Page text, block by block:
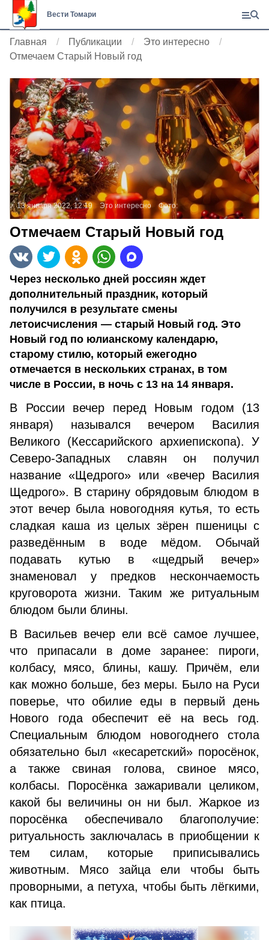
Вести Томари
Главная Публикации
Это интересно
Отмечаем Старый Новый год
13 января 2022, 12:19 Это интересно Фото:
Отмечаем Старый Новый год
Через несколько дней россиян ждет
дополнительный праздник, который
получился в результате смены
летоисчисления — старый Новый год. Это
Новый год по юлианскому календарю,
старому стилю, который ежегодно
отмечается в нескольких странах, в том
числе в России, в ночь с 13 на 14 января.
В России вечер перед Новым годом (13
января) назывался вечером Василия
Великого (Кессарийского архиепископа). У
Северо-Западных славян он получил
название «Щедрого» или «вечер Василия
Щедрого». В старину обрядовым блюдом в
этот вечер была новогодняя кутья, то есть
сладкая каша из целых зёрен пшеницы с
разведённым в воде мёдом. Обычай
подавать кутью в «щедрый вечер»
знаменовал у предков нескончаемость
круговорота жизни. Таким же ритуальным
блюдом были блины.
В Васильев вечер ели всё самое лучшее,
что припасали в доме заранее: пироги,
колбасу, мясо, блины, кашу. Причём, ели
как можно больше, без меры. Было на Руси
поверье, что обилие еды в первый день
Нового года обеспечит её на весь год.
Специальным блюдом новогоднего стола
обязательно был «кесаретский» поросёнок,
а также свиная голова, свиное мясо,
колбасы. Поросёнка зажаривали целиком,
какой бы величины он ни был. Жаркое из
поросёнка обеспечивало благополучие:
ритуальность заключалась в приобщении к
тем силам, которые приписывались
животным. Мясо зайца ели чтобы быть
проворными, а петуха, чтобы быть лёгкими,
как птица.